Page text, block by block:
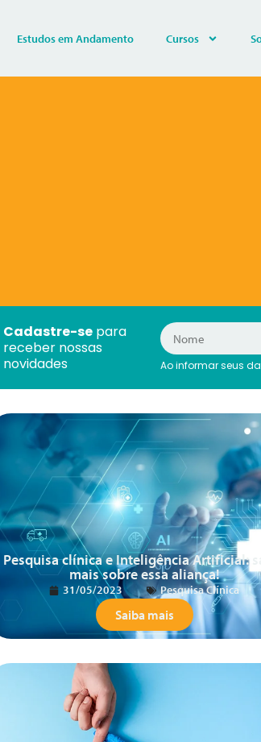
Estudos em Andamento Cursos
Cadastre-separa
receber nossas
novidades
Ao informar seus
Pesquisa clínica e Inteligência Artificial:
mais sobre essa aliança!
31/05/2023 Pesquisa Clínica
Saiba mais